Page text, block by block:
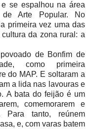
se espalhou na área
Arte Popular. No
primeira vez uma das
da zona rural: a
de Bonfim de
como primeira
do MAP. E soltaram a
a lida nas lavouras e
A bata do feijão é um
comemorarem e
Para tanto, reúnem
e, com varas batem